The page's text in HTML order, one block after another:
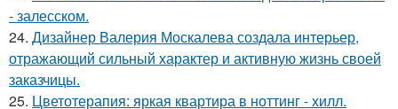
- залесском.
24. Дизайнер Валерия Москалева создала интерьер,
отражающий сильный характер и активную жизнь своей
заказчицы.
25. Цветотерапия: яркая квартира в ноттинг - хилл.